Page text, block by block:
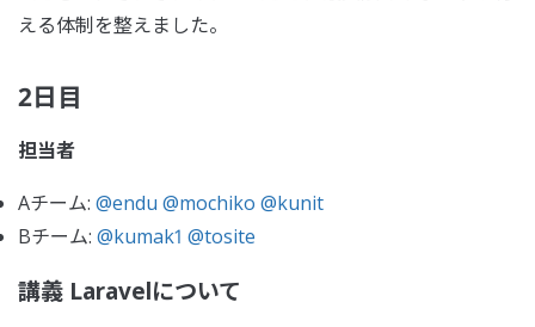
える体制を整えました。
2日目
担当者
Aチーム: @endu @mochiko @kunit
Bチーム: @kumak1 @tosite
講義 Laravelについて